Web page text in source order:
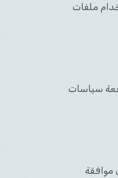
ملفات
سياسات
موافقة